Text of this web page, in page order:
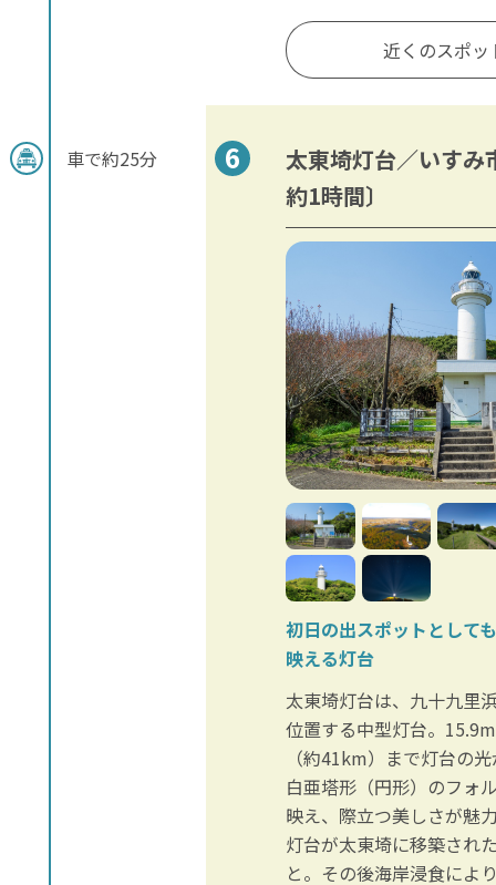
近くのスポッ
車で約25分
太東埼灯台／いすみ
約1時間〕
初日の出スポットとして
映える灯台
太東埼灯台は、九十九里
位置する中型灯台。
（約41km）まで灯台の
白亜塔形（円形）のフォ
映え、際立つ美しさが魅
灯台が太東埼に移築され
と。その後海岸浸食によ